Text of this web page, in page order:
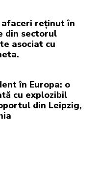
afaceri reținut în
din sectorul
asociat cu
în Europa: o
cu explozibil
din Leipzig,